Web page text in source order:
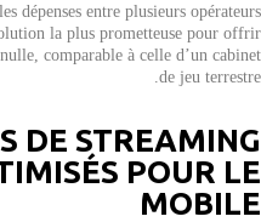
dépenses entre plusieurs opérateurs.
la plus prometteuse pour offrir
comparable à celle d’un cabinet
de jeu terrestre.
DE STREAMING
POUR LE
MOBILE